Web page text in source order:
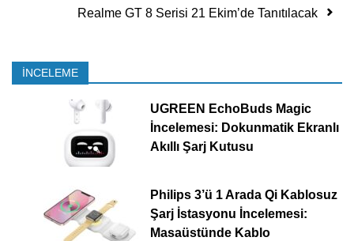
Realme GT 8 Serisi 21 Ekim’de Tanıtılacak
İNCELEME
UGREEN EchoBuds Magic
İncelemesi: Dokunmatik Ekranlı
Akıllı Şarj Kutusu
Philips 3’ü 1 Arada Qi Kablosuz
Şarj İstasyonu İncelemesi:
Masaüstünde Kablo